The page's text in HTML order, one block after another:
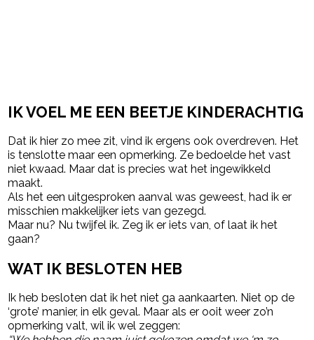
IK VOEL ME EEN BEETJE KINDERACHTIG
Dat ik hier zo mee zit, vind ik ergens ook overdreven. Het
is tenslotte maar een opmerking. Ze bedoelde het vast
niet kwaad. Maar dat is precies wat het ingewikkeld
maakt.
Als het een uitgesproken aanval was geweest, had ik er
misschien makkelijker iets van gezegd.
Maar nu? Nu twijfel ik. Zeg ik er iets van, of laat ik het
gaan?
WAT IK BESLOTEN HEB
Ik heb besloten dat ik het niet ga aankaarten. Niet op de
‘grote’ manier, in elk geval. Maar als er ooit weer zo’n
opmerking valt, wil ik wel zeggen: